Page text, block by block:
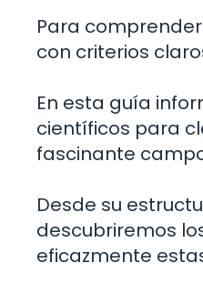
Para
con criterios
En esta guía
científicos para
fascinante
Desde su
descubriremos
eficazmente